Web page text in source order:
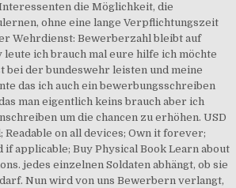
die Möglichkeit, die
ohne eine lange Verpflichtungszeit
Wehrdienst: Bewerberzahl bleibt auf
ich brauch mal eure hilfe ich möchte
der bundeswehr leisten und meine
das ich auch ein bewerbungsschreiben
man eigentlich keins brauch aber ich
um die chancen zu erhöhen. USD
Readable on all devices; Own it forever;
if applicable; Buy Physical Book Learn about
jedes einzelnen Soldaten abhängt, ob sie
Nun wird von uns Bewerbern verlangt,